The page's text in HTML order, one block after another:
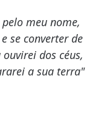
meu nome,
se converter de
dos céus,
a sua terra"